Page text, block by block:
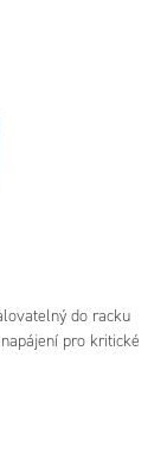
do racku
pro kritické